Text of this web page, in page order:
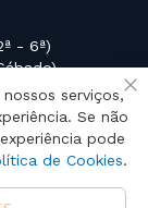
- 6ª)
serviços,
Se não
pode
de Cookies.